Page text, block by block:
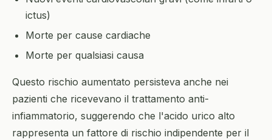
ictus)
Morte per cause cardiache
Morte per qualsiasi causa
Questo rischio aumentato persisteva anche nei
pazienti che ricevevano il trattamento anti-
infiammatorio, suggerendo che l'acido urico alto
rappresenta un fattore di rischio indipendente per il